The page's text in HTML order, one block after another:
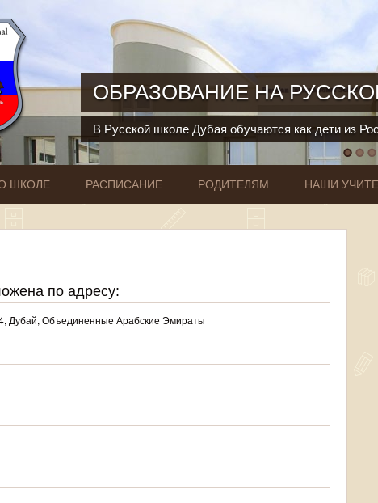
ОБРАЗОВАНИЕ НА
В Русской школе Дубая обучаются как дети из
ШКОЛЕ РАСПИСАНИЕ РОДИТЕЛЯМ НАШИ
по адресу:
Дубай, Объединенные Арабские Эмираты